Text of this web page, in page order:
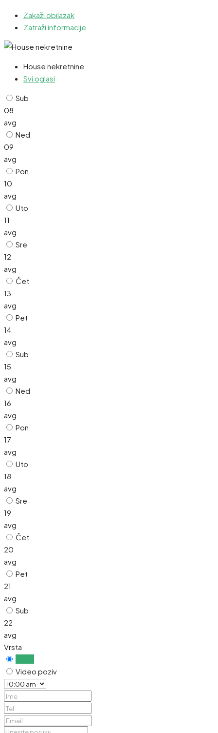
Zakaži obilazak
Zatraži informacije
House nekretnine
Svi oglasi
Sub
08
avg
Ned
09
avg
Pon
10
avg
Uto
11
avg
Sre
12
avg
Čet
13
avg
Pet
14
avg
Sub
15
avg
Ned
16
avg
Pon
17
avg
Uto
18
avg
Sre
19
avg
Čet
20
avg
Pet
21
avg
Sub
22
avg
Vrsta
Video poziv